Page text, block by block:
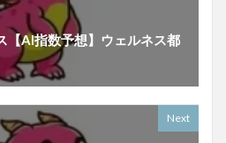
【AI指数予想】ウェルネス都
Next